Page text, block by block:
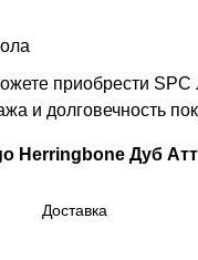
приобрести SPC
и долговечность
Herringbone Дуб
Доставка